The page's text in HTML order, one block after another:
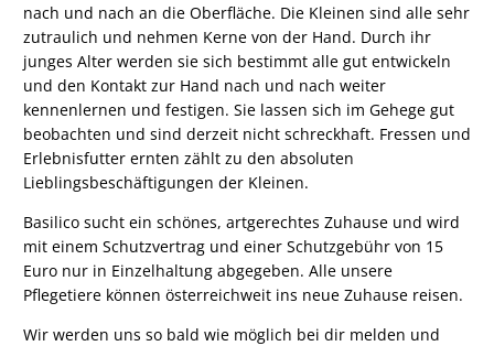
nach und nach an die Oberfläche. Die Kleinen sind alle sehr
zutraulich und nehmen Kerne von der Hand. Durch ihr
junges Alter werden sie sich bestimmt alle gut entwickeln
und den Kontakt zur Hand nach und nach weiter
kennenlernen und festigen. Sie lassen sich im Gehege gut
beobachten und sind derzeit nicht schreckhaft. Fressen und
Erlebnisfutter ernten zählt zu den absoluten
Lieblingsbeschäftigungen der Kleinen.
Basilico sucht ein schönes, artgerechtes Zuhause und wird
mit einem Schutzvertrag und einer Schutzgebühr von 15
Euro nur in Einzelhaltung abgegeben. Alle unsere
Pflegetiere können österreichweit ins neue Zuhause reisen.
Wir werden uns so bald wie möglich bei dir melden und